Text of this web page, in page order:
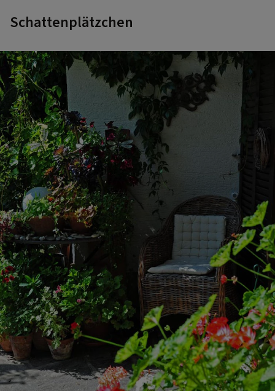
Schattenplätzchen